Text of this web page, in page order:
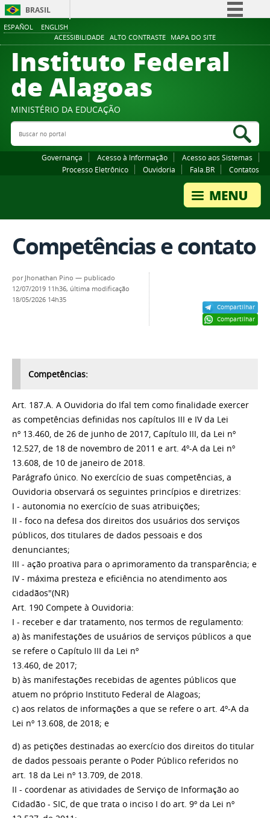
ESPAÑOL ENGLISH
ACESSIBILIDADE ALTO CONTRASTE MAPA DO SITE
BRASIL
Comunica BR
Participe
Canais
Instituto Federal
de Alagoas
MINISTÉRIO DA EDUCAÇÃO
Buscar no portal
Governança Acesso à Informação
Acesso aos Sistemas
Processo Eletrônico
Ouvidoria Fala.BR Contatos
Competências e contato
Compartilhar
Compartilhar
por Jhonathan Pino — publicado
12/07/2019 11h36, última modificação
18/05/2026 14h35
Competências:
Art. 187.A. A Ouvidoria do Ifal tem como finalidade exercer
as competências definidas nos capítulos III e IV da Lei
nº 13.460, de 26 de junho de 2017, Capítulo III, da Lei nº
12.527, de 18 de novembro de 2011 e art. 4º-A da Lei nº
13.608, de 10 de janeiro de 2018.
Parágrafo único. No exercício de suas competências, a
Ouvidoria observará os seguintes princípios e diretrizes:
I - autonomia no exercício de suas atribuições;
II - foco na defesa dos direitos dos usuários dos serviços
públicos, dos titulares de dados pessoais e dos
denunciantes;
III - ação proativa para o aprimoramento da transparência; e
IV - máxima presteza e eficiência no atendimento aos
cidadãos"(NR)
Art. 190 Compete à Ouvidoria:
I - receber e dar tratamento, nos termos de regulamento:
a) às manifestações de usuários de serviços públicos a que
se refere o Capítulo III da Lei nº
13.460, de 2017;
b) às manifestações recebidas de agentes públicos que
atuem no próprio Instituto Federal de Alagoas;
c) aos relatos de informações a que se refere o art. 4º-A da
Lei nº 13.608, de 2018; e
d) as petições destinadas ao exercício dos direitos do titular
de dados pessoais perante o Poder Público referidos no
art. 18 da Lei nº 13.709, de 2018.
II - coordenar as atividades de Serviço de Informação ao
Cidadão - SIC, de que trata o inciso I do art. 9º da Lei nº